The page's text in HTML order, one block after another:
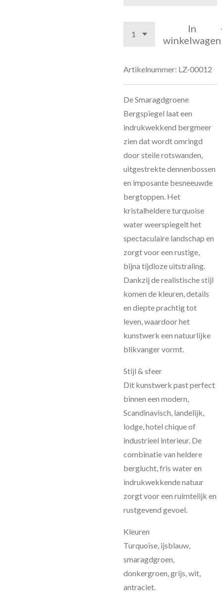
In
winkelwagen
Artikelnummer: LZ-00012
De Smaragdgroene
Bergspiegel laat een
indrukwekkend bergmeer
zien dat wordt omringd
door steile rotswanden,
uitgestrekte dennenbossen
en imposante besneeuwde
bergtoppen. Het
kristalheldere turquoise
water weerspiegelt het
spectaculaire landschap en
zorgt voor een rustige,
bijna tijdloze uitstraling.
Dankzij de realistische stijl
komen de kleuren, details
en diepte prachtig tot
leven, waardoor het
kunstwerk een natuurlijke
blikvanger vormt.
Stijl & sfeer
Dit kunstwerk past perfect
binnen een modern,
Scandinavisch, landelijk,
lodge, hotel chique of
industrieel interieur. De
combinatie van heldere
berglucht, fris water en
indrukwekkende natuur
zorgt voor een ruimtelijk en
rustgevend gevoel.
Kleuren
Turquoise, ijsblauw,
smaragdgroen,
donkergroen, grijs, wit,
antraciet.